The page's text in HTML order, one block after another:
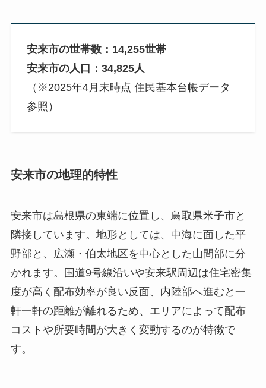
安来市の世帯数：14,255世帯
安来市の人口：34,825人
（※2025年4月末時点 住民基本台帳データ
参照）
安来市の地理的特性
安来市は島根県の東端に位置し、鳥取県米子市と
隣接しています。地形としては、中海に面した平
野部と、広瀬・伯太地区を中心とした山間部に分
かれます。国道9号線沿いや安来駅周辺は住宅密集
度が高く配布効率が良い反面、内陸部へ進むと一
軒一軒の距離が離れるため、エリアによって配布
コストや所要時間が大きく変動するのが特徴で
す。